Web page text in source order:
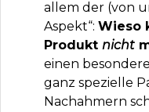
allem der (von
Aspekt“: Wieso
Produkt nicht
einen
ganz spezielle
Nachahmern